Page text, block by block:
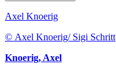
Axel Knoerig
© Axel Knoerig/ Sigi Schritt
Knoerig, Axel